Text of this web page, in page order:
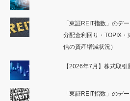
「東証REIT指数」のデ
分配金利回り・TOPIX
信の資産増減状況）
【2026年7月】株式取引
「東証REIT指数」のデ